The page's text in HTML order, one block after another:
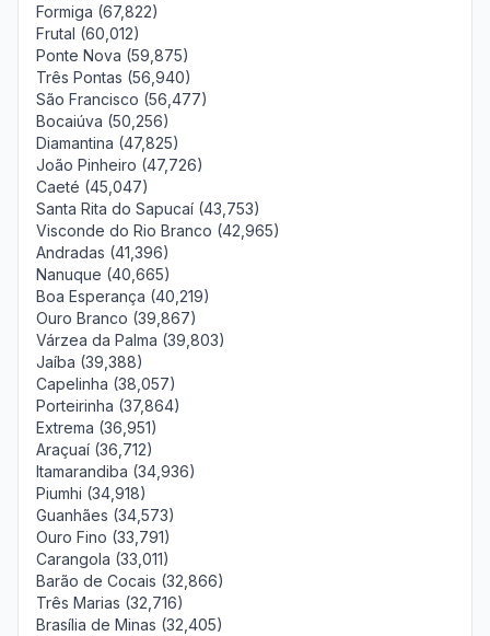
Formiga (67,822)
Frutal (60,012)
Ponte Nova (59,875)
Três Pontas (56,940)
São Francisco (56,477)
Bocaiúva (50,256)
Diamantina (47,825)
João Pinheiro (47,726)
Caeté (45,047)
Santa Rita do Sapucaí (43,753)
Visconde do Rio Branco (42,965)
Andradas (41,396)
Nanuque (40,665)
Boa Esperança (40,219)
Ouro Branco (39,867)
Várzea da Palma (39,803)
Jaíba (39,388)
Capelinha (38,057)
Porteirinha (37,864)
Extrema (36,951)
Araçuaí (36,712)
Itamarandiba (34,936)
Piumhi (34,918)
Guanhães (34,573)
Ouro Fino (33,791)
Carangola (33,011)
Barão de Cocais (32,866)
Três Marias (32,716)
Brasília de Minas (32,405)